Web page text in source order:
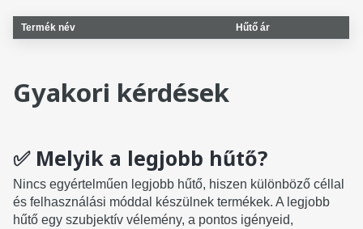
Termék név Hűtő ár
Gyakori kérdések
✅ Melyik a legjobb hűtő?
Nincs egyértelműen legjobb hűtő, hiszen különböző céllal
és felhasználási móddal készülnek termékek. A legjobb
hűtő egy szubjektív vélemény, a pontos igényeid,